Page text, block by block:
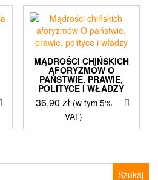
MĄDROŚCI CHIŃSKICH
AFORYZMÓW O
PAŃSTWIE, PRAWIE,
POLITYCE I WŁADZY
36,90 zł (w tym 5%
VAT)